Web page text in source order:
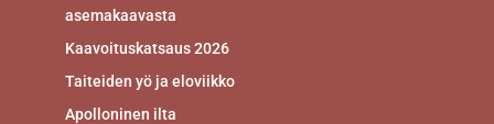
asemakaavasta
Kaavoituskatsaus 2026
Taiteiden yö ja eloviikko
Apolloninen ilta